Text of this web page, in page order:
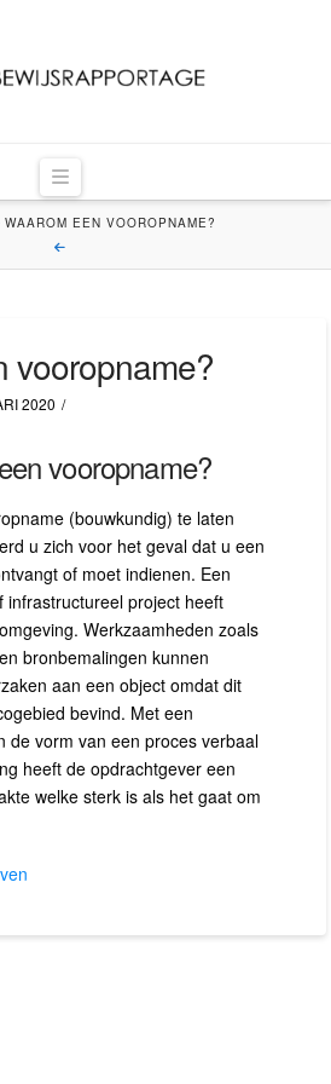
Navigation
WAAROM EEN VOOROPNAME?
vooropname?
2020
vooropname?
(bouwkundig) te laten
u zich voor het geval dat u een
of moet indienen. Een
infrastructureel project heeft
Werkzaamheden zoals
bronbemalingen kunnen
aan een object omdat dit
bevind. Met een
de vorm van een proces verbaal
heeft de opdrachtgever een
welke sterk is als het gaat om